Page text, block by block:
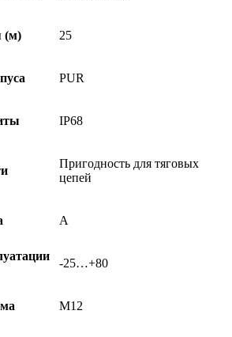
(м) 25
PUR
IP68
Пригодность для тяговых
цепей
A
-25…+80
M12